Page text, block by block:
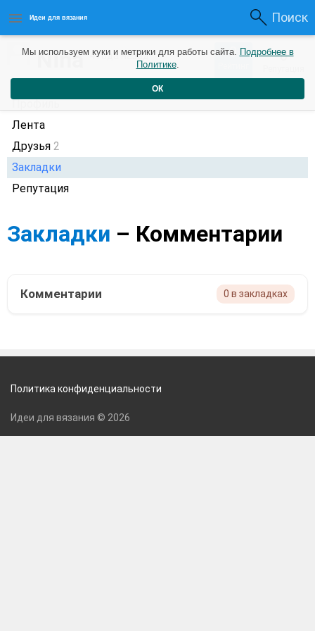
Идеи для вязания Поиск
Nina 4 года назад 0 0
Профиль
Лента
Друзья 2
Закладки
Репутация
Закладки – Комментарии
Комментарии 0 в закладках
Мы используем куки и метрики для работы сайта. Подробнее в
Политике.
ОК
Политика конфиденциальности
Идеи для вязания © 2026